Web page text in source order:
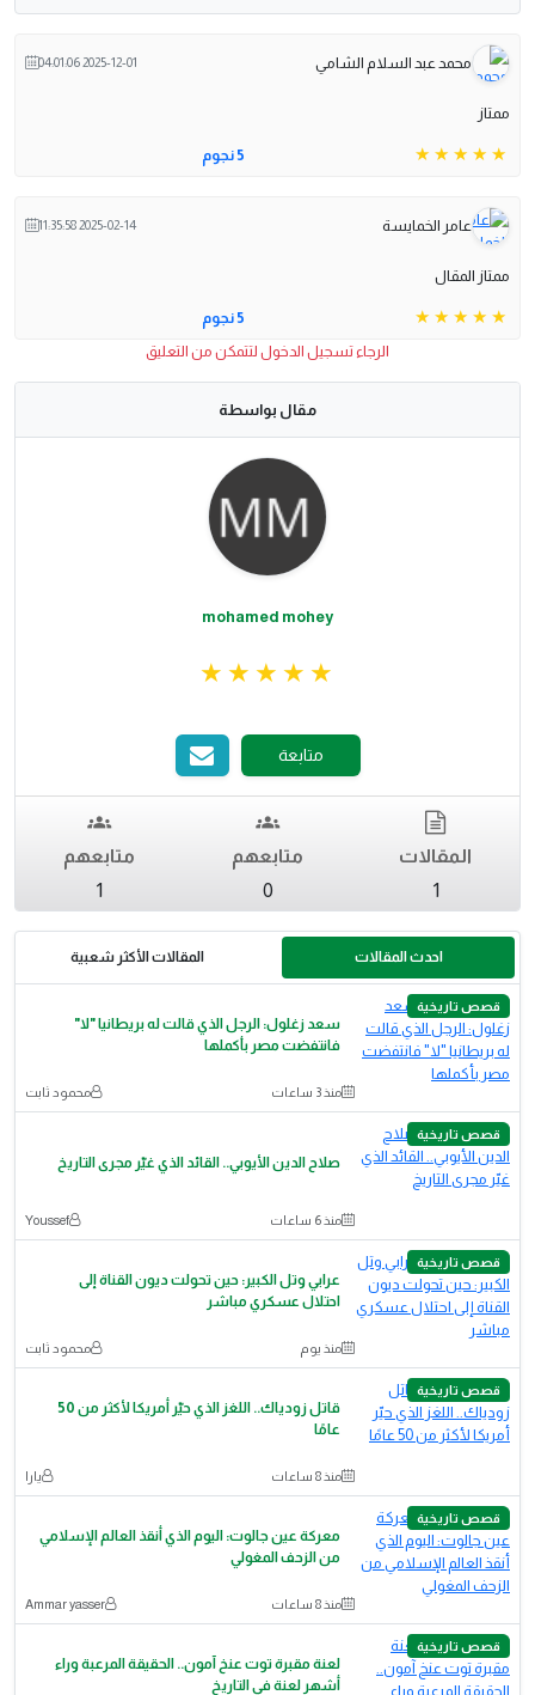
محمد عبد السلام الشامي 2025-12-01 04:01:06
ممتاز
5 نجوم
عامر الخمايسة 2025-02-14 11:35:58
ممتاز المقال
5 نجوم
الرجاء تسجيل الدخول لتتمكن من التعليق
مقال بواسطة
mohamed mohey
متابعة
المقالات
1
متابعهم
0
متابعهم
1
احدث المقالات المقالات الأكثر شعبية
قصص تاريخية
سعد زغلول: الرجل الذي قالت له بريطانيا "لا"
فانتفضت مصر بأكملها
منذ 3 ساعات محمود ثابت
قصص تاريخية
صلاح الدين الأيوبي.. القائد الذي غيّر مجرى التاريخ
منذ 6 ساعات Youssef
قصص تاريخية
عرابي وتل الكبير: حين تحولت ديون القناة إلى
احتلال عسكري مباشر
منذ يوم محمود ثابت
قصص تاريخية
قاتل زودياك.. اللغز الذي حيّر أمريكا لأكثر من 50
عامًا
منذ 8 ساعات يارا
قصص تاريخية
معركة عين جالوت: اليوم الذي أنقذ العالم الإسلامي
من الزحف المغولي
منذ 8 ساعات Ammar yasser
قصص تاريخية
لعنة مقبرة توت عنخ آمون.. الحقيقة المرعبة وراء
أشهر لعنة في التاريخ